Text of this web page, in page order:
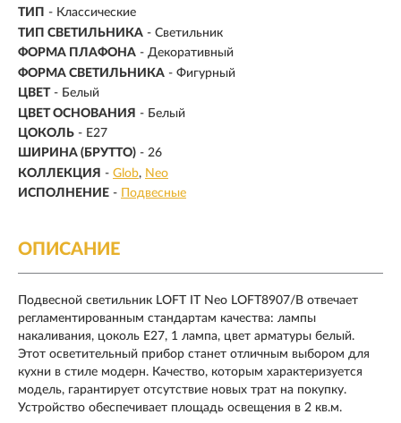
ТИП - Классические
ТИП СВЕТИЛЬНИКА - Светильник
ФОРМА ПЛАФОНА - Декоративный
ФОРМА СВЕТИЛЬНИКА - Фигурный
ЦВЕТ - Белый
ЦВЕТ ОСНОВАНИЯ - Белый
ЦОКОЛЬ - E27
ШИРИНА (БРУТТО) - 26
КОЛЛЕКЦИЯ - Glob
Neo
ИСПОЛНЕНИЕ - Подвесные
ОПИСАНИЕ
Подвесной светильник LOFT IT Neo LOFT8907/B отвечает
регламентированным стандартам качества: лампы
накаливания, цоколь E27, 1 лампа, цвет арматуры белый.
Этот осветительный прибор станет отличным выбором для
кухни в стиле модерн. Качество, которым характеризуется
модель, гарантирует отсутствие новых трат на покупку.
Устройство обеспечивает площадь освещения в 2 кв.м.